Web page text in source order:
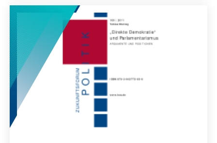
Grundsatzprogrammen deutlich wird.